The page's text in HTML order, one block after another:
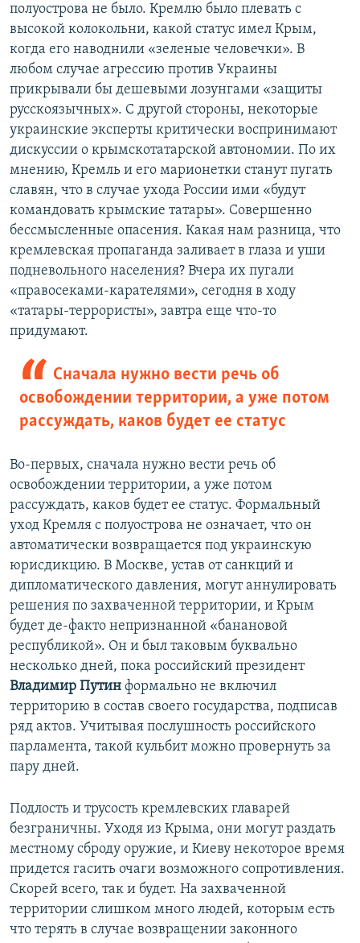
полуострова не было. Кремлю было плевать с
высокой колокольни, какой статус имел Крым,
когда его наводнили «зеленые человечки». В
любом случае агрессию против Украины
прикрывали бы дешевыми лозунгами «защиты
русскоязычных». С другой стороны, некоторые
украинские эксперты критически воспринимают
дискуссии о крымскотатарской автономии. По их
мнению, Кремль и его марионетки станут пугать
славян, что в случае ухода России ими «будут
командовать крымские татары». Совершенно
бессмысленные опасения. Какая нам разница, что
кремлевская пропаганда заливает в глаза и уши
подневольного населения? Вчера их пугали
«правосеками-карателями», сегодня в ходу
«татары-террористы», завтра еще что-то
придумают.
Сначала нужно вести речь об
освобождении территории, а уже потом
рассуждать, каков будет ее статус
Во-первых, сначала нужно вести речь об
освобождении территории, а уже потом
рассуждать, каков будет ее статус. Формальный
уход Кремля с полуострова не означает, что он
автоматически возвращается под украинскую
юрисдикцию. В Москве, устав от санкций и
дипломатического давления, могут аннулировать
решения по захваченной территории, и Крым
будет де-факто непризнанной «банановой
республикой». Он и был таковым буквально
несколько дней, пока российский президент
Владимир Путин формально не включил
территорию в состав своего государства, подписав
ряд актов. Учитывая послушность российского
парламента, такой кульбит можно провернуть за
пару дней.
Подлость и трусость кремлевских главарей
безграничны. Уходя из Крыма, они могут раздать
местному сброду оружие, и Киеву некоторое время
придется гасить очаги возможного сопротивления.
Скорей всего, так и будет. На захваченной
территории слишком много людей, которым есть
что терять в случае возвращении законного